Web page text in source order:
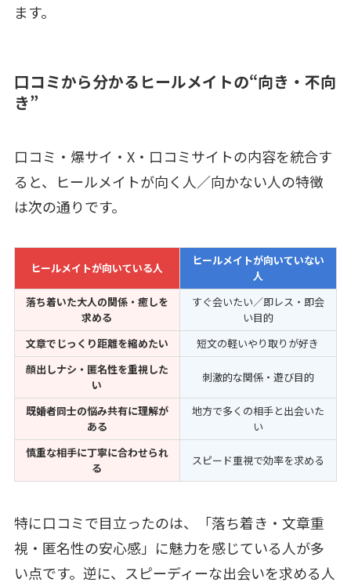
ます。
口コミから分かるヒールメイトの“向き・不向
き”
口コミ・爆サイ・X・口コミサイトの内容を統合す
ると、ヒールメイトが向く人／向かない人の特徴
は次の通りです。
ヒールメイトが向いている人
ヒールメイトが向いていない
人
落ち着いた大人の関係・癒しを
求める
すぐ会いたい／即レス・即会
い目的
文章でじっくり距離を縮めたい
短文の軽いやり取りが好き
顔出しナシ・匿名性を重視した
い
刺激的な関係・遊び目的
既婚者同士の悩み共有に理解が
ある
地方で多くの相手と出会いた
い
慎重な相手に丁寧に合わせられ
る
スピード重視で効率を求める
特に口コミで目立ったのは、「落ち着き・文章重
視・匿名性の安心感」に魅力を感じている人が多
い点です。逆に、スピーディーな出会いを求める人